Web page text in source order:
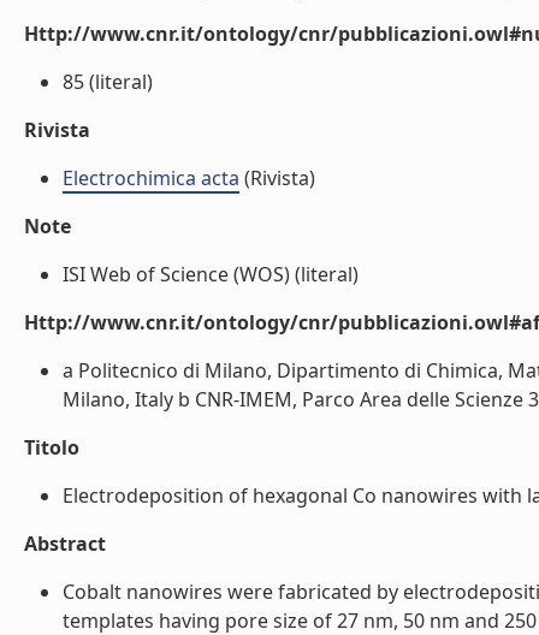
Http://www.cnr.it/ontology/cnr/
85 (literal)
Rivista
Electrochimica acta (Rivista)
Note
ISI Web of Science (WOS) (literal)
Http://www.cnr.it/ontology/cnr/
a Politecnico di Milano, Dipartimento di Chimica,
Milano, Italy b CNR-IMEM, Parco Area delle Scienze
Titolo
Electrodeposition of hexagonal Co nanowires with
Abstract
Cobalt nanowires were fabricated by
templates having pore size of 27 nm, 50 nm and